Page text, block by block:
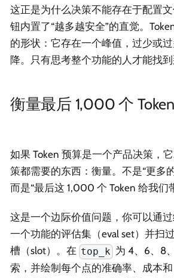
这正是为什么决策不能存在于配置
钮内置了“越多越安全”的直觉。
的形状：它存在一个峰值，过少或
降。只有思考整个功能的人才能找到
衡量最后 1,000 个
如果 Token 预算是一个产品决策，
策都需要的东西：衡量。不是“更多
而是“最后这 1,000 个 Token 给我们
这是一个边际价值问题，你可以通
一个功能的评估集（eval set）并扫
槽（slot）。在 top_k 为 4、6、8
索，并绘制每个点的准确率、成本